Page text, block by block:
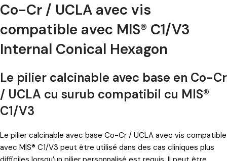
Co-Cr / UCLA avec vis
compatible avec MIS® C1/V3
Internal Conical Hexagon
Le pilier calcinable avec base en Co-Cr
/ UCLA cu surub compatibil cu MIS®
C1/V3
Le pilier calcinable avec base Co-Cr / UCLA avec vis compatible
avec MIS® C1/V3 peut être utilisé dans des cas cliniques plus